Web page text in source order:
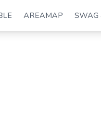
AREAMAP SWAG